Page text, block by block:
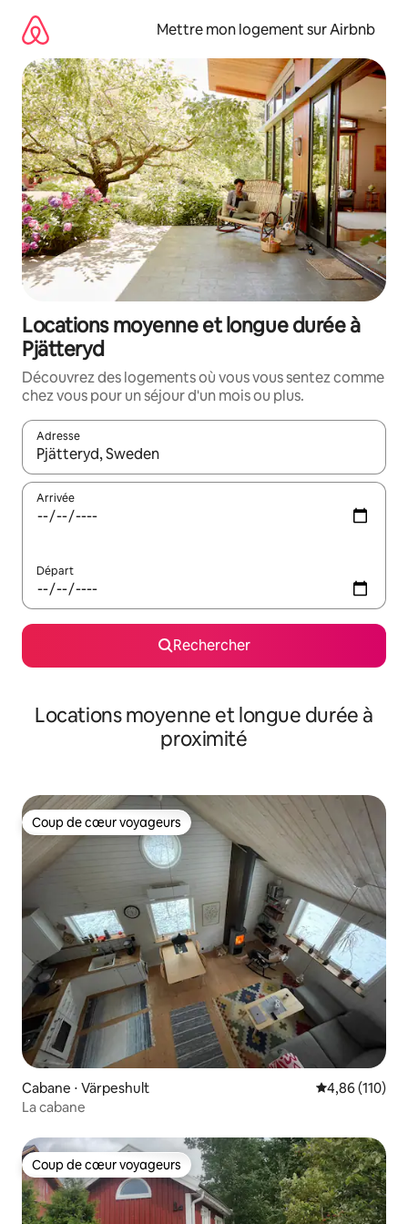
directement
contenu
Mettre mon logement sur Airbnb
Locations moyenne et longue durée à
Pjätteryd
Découvrez des logements où vous vous sentez comme
chez vous pour un séjour d'un mois ou plus.
Adresse
Lorsque les résultats s'affichent, utilisez les flèches vers le
Arrivée
Départ
Rechercher
Locations moyenne et longue durée à
proximité
Coup de cœur voyageurs
Coup de cœur voyageurs
Cabane ⋅ Värpeshult Évaluation
4,86 (110)
La cabane
Coup de cœur voyageurs
Coup de cœur voyageurs